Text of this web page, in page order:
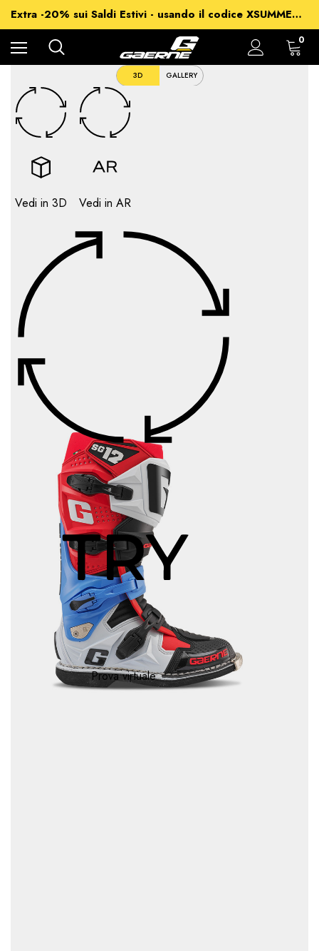
Extra -20% sui Saldi Estivi - usando il codice XSUMMER2026
Spedizioni gratuite per ordini superiori a 99€
-15% su Tutto - usando il codice XSUMMER2026
0
3D GALLERY
Vedi in 3D Vedi in AR
Prova virtuale